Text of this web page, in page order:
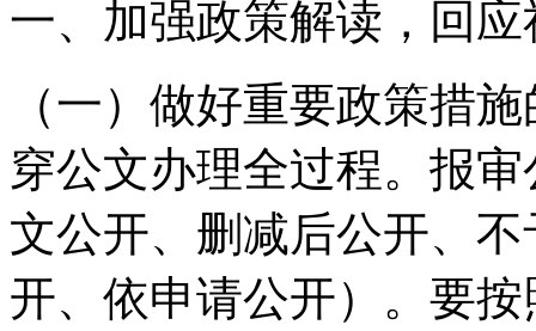
一、加强政策解读，回
（一）做好重要政策措
穿公文办理全过程。报
文公开、删减后公开、
开、依申请公开）。要